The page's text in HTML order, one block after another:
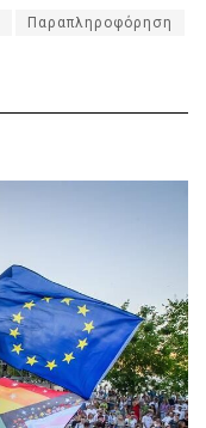
Παραπληροφόρηση